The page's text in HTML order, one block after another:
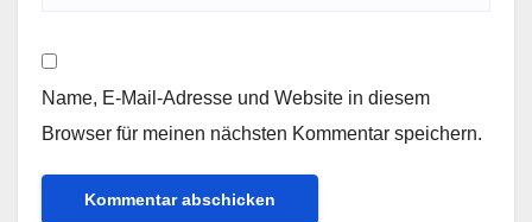
Name, E-Mail-Adresse und Website in diesem
Browser für meinen nächsten Kommentar speichern.